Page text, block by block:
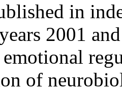
in
2001
of